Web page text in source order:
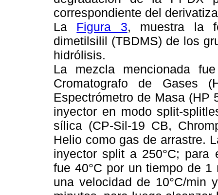
correspondiente del
La Figura 3, muestra la
dimetilsilil (TBDMS) de los
hidrólisis.
La mezcla mencionada
Cromatografo de Gases
Espectrómetro de Masa (HP
inyector en modo split-
sílica (CP-Sil-19 CB,
Helio como gas de arrastre.
inyector split a 250°C; para
fue 40°C por un tiempo de
una velocidad de 10°C/min